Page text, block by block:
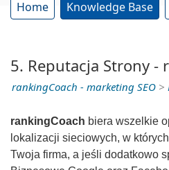
Home Knowledge Base
5. Reputacja Strony -
rankingCoach - marketing SEO >
rankingCoach biera wszelkie
lokalizacji sieciowych, w
Twoja firma, a jeśli dodatkowo